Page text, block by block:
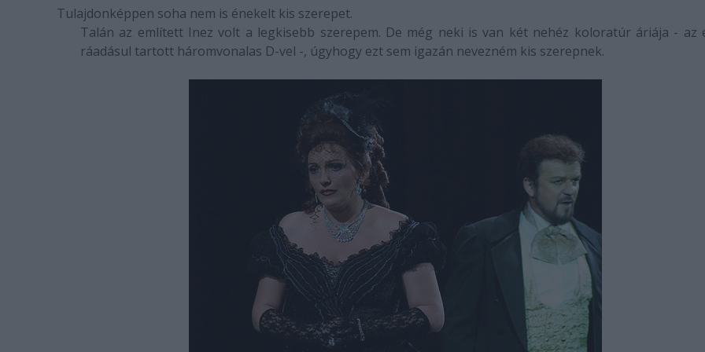
Tulajdonképpen soha nem is énekelt kis szerepet.
Talán az említett Inez volt a legkisebb szerepem. De még neki is van két nehéz koloratúr áriája - az
ráadásul tartott háromvonalas D-vel -, úgyhogy ezt sem igazán nevezném kis szerepnek.